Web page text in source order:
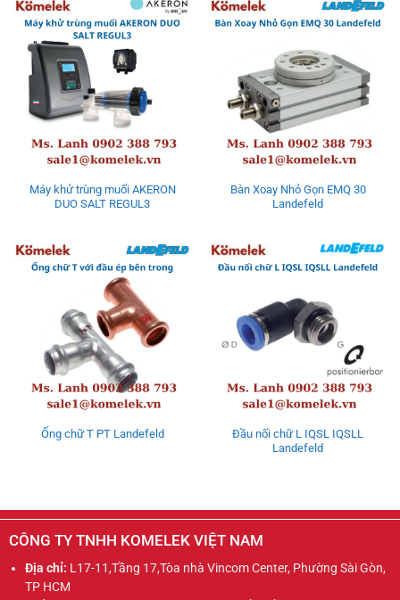
Máy khử trùng muối AKERON
DUO SALT REGUL3
Bàn Xoay Nhỏ Gọn EMQ 30
Landefeld
Ống chữ T PT Landefeld
Đầu nối chữ L IQSL IQSLL
Landefeld
CÔNG TY TNHH KOMELEK VIỆT NAM
Địa chỉ: L17-11,Tầng 17,Tòa nhà Vincom Center, Phường Sài Gòn,
TP HCM